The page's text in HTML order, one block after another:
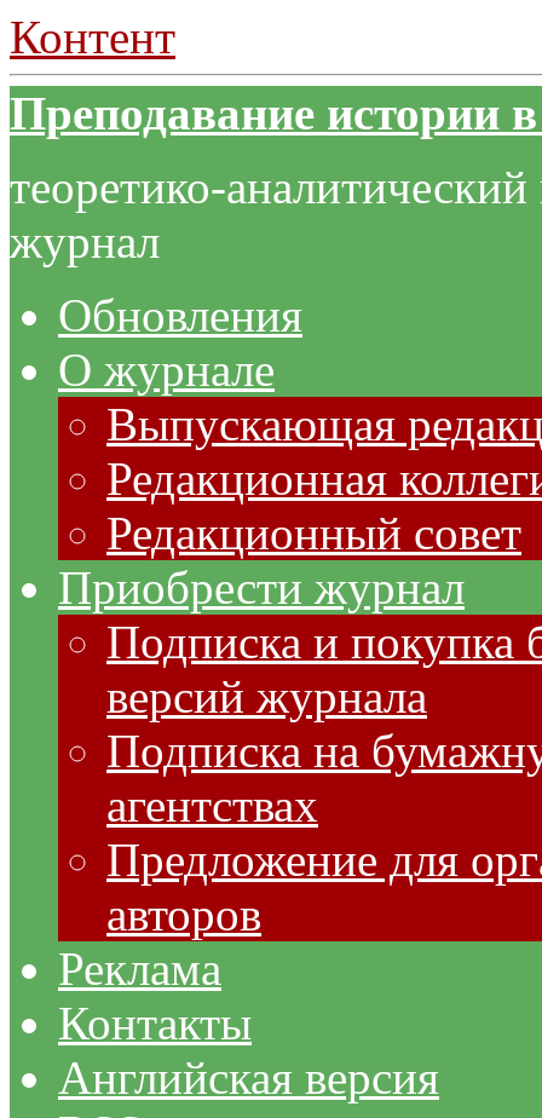
Контент
Преподавание истории
теоретико-
журнал
Обновления
О журнале
Выпускающая
Редакционная
Редакционный совет
Приобрести журнал
Подписка и покупка
версий журнала
Подписка на
агентствах
Предложение для
авторов
Реклама
Контакты
Английская версия